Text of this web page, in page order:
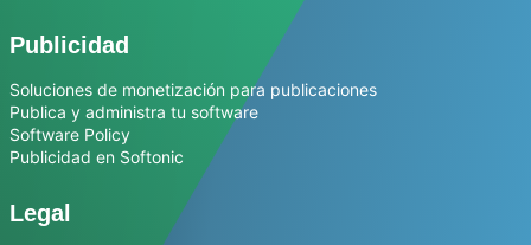
Publicidad
Soluciones de monetización para publicaciones
Publica y administra tu software
Software Policy
Publicidad en Softonic
Legal